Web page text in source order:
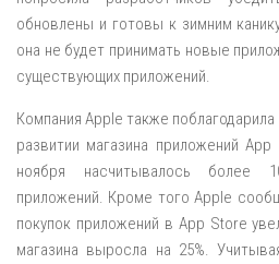
обновлены и готовы к зимним
она не будет принимать новые
существующих приложений.
Компания Apple также
развитии магазина приложений
ноября насчитывалось более
приложений. Кроме того Apple
покупок приложений в App Store
магазина выросла на 25%.